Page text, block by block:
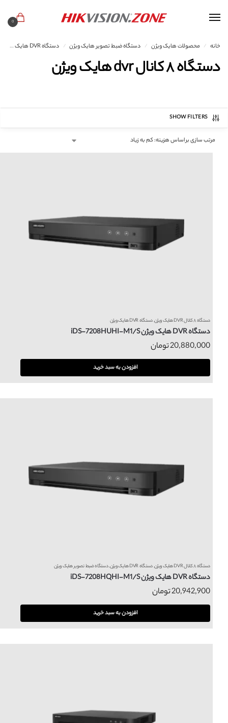
0
خانه / محصولات هایک ویژن / دستگاه ضبط تصویر هایک ویژن / دستگاه DVR هایک ویژن
دستگاه ۸ کانال dvr هایک ویژن
SHOW FILTERS
دستگاه ۸ کانال DVR هایک ویژن ,دستگاه DVR هایک ویژن
دستگاه DVR هایک ویژن iDS-7208HUHI-M1/S
20,880,000تومان
افزودن به سبد خرید
دستگاه ۸ کانال DVR هایک ویژن ,دستگاه DVR هایک ویژن ,دستگاه ضبط تصویر هایک ویژن
دستگاه DVR هایک ویژن iDS-7208HQHI-M1/S
20,942,900تومان
افزودن به سبد خرید